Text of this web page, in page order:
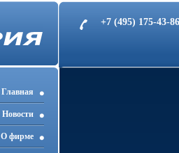
+7 (495) 175-43-
Главная
Новости
О фирме